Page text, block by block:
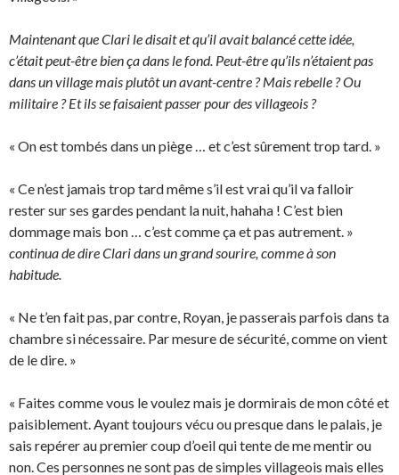
Maintenant que Clari le disait et qu’il avait balancé cette idée,
c’était peut-être bien ça dans le fond. Peut-être qu’ils n’étaient pas
dans un village mais plutôt un avant-centre ? Mais rebelle ? Ou
militaire ? Et ils se faisaient passer pour des villageois ?
« On est tombés dans un piège … et c’est sûrement trop tard. »
« Ce n’est jamais trop tard même s’il est vrai qu’il va falloir
rester sur ses gardes pendant la nuit, hahaha ! C’est bien
dommage mais bon … c’est comme ça et pas autrement. »
continua de dire Clari dans un grand sourire, comme à son
habitude.
« Ne t’en fait pas, par contre, Royan, je passerais parfois dans ta
chambre si nécessaire. Par mesure de sécurité, comme on vient
de le dire. »
« Faites comme vous le voulez mais je dormirais de mon côté et
paisiblement. Ayant toujours vécu ou presque dans le palais, je
sais repérer au premier coup d’oeil qui tente de me mentir ou
non. Ces personnes ne sont pas de simples villageois mais elles